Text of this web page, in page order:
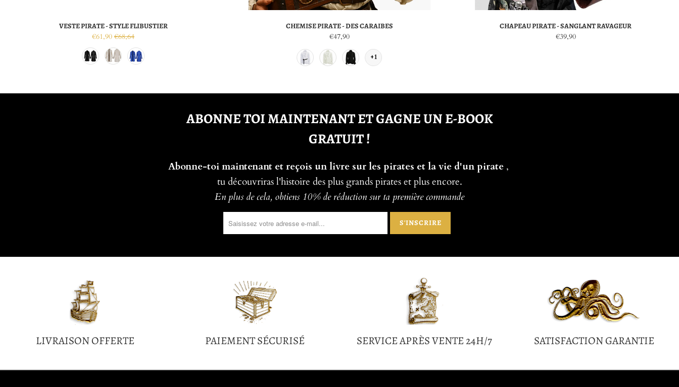
VESTE PIRATE - STYLE FLIBUSTIER
€61,90 €68,64
CHEMISE PIRATE - DES CARAIBES
€47,90
+1
CHAPEAU PIRATE - SANGLANT RAVAGEUR
€39,90
ABONNE TOI MAINTENANT ET GAGNE UN E-BOOK
GRATUIT !
Abonne-toi maintenant et reçois un livre sur les pirates et la vie d'un pirate,
tu découvriras l'histoire des plus grands pirates et plus encore.
En plus de cela, obtiens 10% de réduction sur ta première commande
LIVRAISON OFFERTE PAIEMENT SÉCURISÉ SERVICE APRÈS VENTE 24H/7 SATISFACTION GARANTIE